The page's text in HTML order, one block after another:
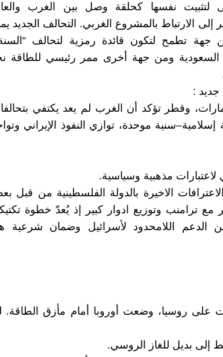
لتثبيت نفسها كحلقة وصل بين الغرب
إلى الارتباط بالمشروع الغربي. التحالف الجديد
جهة تطمح لتكون قائدة رمزية لتحالف
السعودية ومن جهة أخرى ممر رئيسي للطاقة
وقطر تؤكد أن الغرب لم يعد يكتفي
إسلامية–سنية موحدة، توازي النفوذ الإيراني
مذهبية وسياسية.
الاخيرة بالدولة الفلسطينية من قبل
مع ترامنب وتوزيع ادوار كبير إذ يُعدّ خطوة
اللامحدود لأسرائيل وضمان شرعية
على روسيا، وضعت أوروبا أمام مأزق الطاقة.
إلى بديل للغاز الروسي.